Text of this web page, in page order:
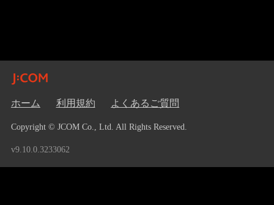
ホーム 利用規約 よくあるご質問
Copyright © JCOM Co., Ltd. All Rights Reserved.
v9.10.0.3233062